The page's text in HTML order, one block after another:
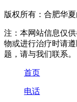
版权所有：合肥华
注：本网站信息仅
物或进行治疗时请
题，请与我们联系。
首页
电话